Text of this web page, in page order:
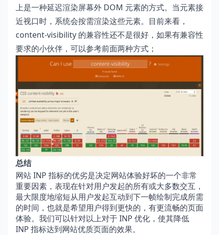
上是一种延迟渲染屏幕外 DOM 元素的方式。当元素接
近视口时，系统会按需渲染这些元素。目前来看，
content-visibility 的兼容性还不是很好，如果有兼容性
要求的小伙伴，可以参考前面两种方式；
总结
网站 INP 指标的优劣是决定网站体验好坏的一个非常
重要因素，表现在针对用户发起的所有或大多数交互，
最大限度地缩短从用户发起互动到下一帧绘制完成所需
的时间，也就是希望用户得到更快的，有更流畅的页面
体验。我们可以针对以上对于 INP 优化，使其降低
INP 指标达到网站优质页面的效果。